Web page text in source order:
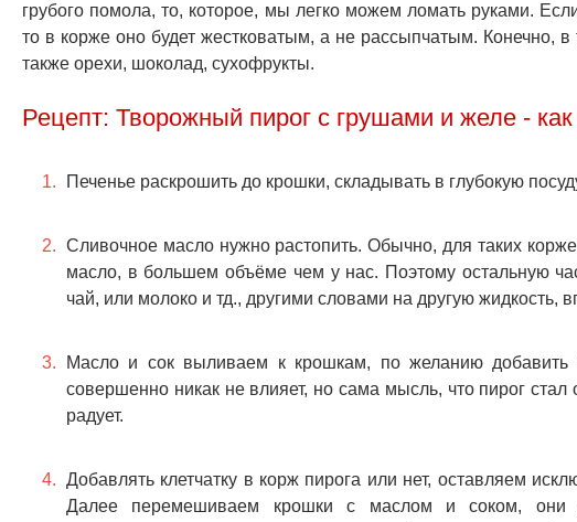
грубого помола, то, которое, мы легко можем ломать руками.
то в корже оно будет жестковатым, а не рассыпчатым. Конечно,
также орехи, шоколад, сухофрукты.
Рецепт: Творожный пирог с грушами и желе - как
Печенье раскрошить до крошки, складывать в глубокую
Сливочное масло нужно растопить. Обычно, для таких
масло, в большем объёме чем у нас. Поэтому остальную
чай, или молоко и тд., другими словами на другую жидкость,
Масло и сок выливаем к крошкам, по желанию добавить
совершенно никак не влияет, но сама мысль, что пирог стал
радует.
Добавлять клетчатку в корж пирога или нет, оставляем
Далее перемешиваем крошки с маслом и соком, они